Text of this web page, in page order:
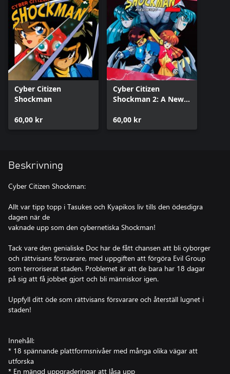
Cyber Citizen
Shockman
60,00 kr
Cyber Citizen
Shockman 2: A New
60,00 kr
Beskrivning
Cyber Citizen Shockman:
Allt var tipp topp i Tasukes och Kyapikos liv tills den ödesdigra
dagen när de
vaknade upp som den cybernetiska Shockman!
Tack vare den genialiske Doc har de fått chansen att bli cyborger
och rättvisans försvarare, med uppgiften att förgöra Evil Group
som terroriserat staden. Problemet är att de bara har 18 dagar
på sig att få jobbet gjort och bli människor igen.
Uppfyll ditt öde som rättvisans försvarare och återställ lugnet i
staden!
Innehåll:
* 18 spännande plattformsnivåer med många olika vägar att
utforska
* En mängd uppgraderingar att låsa upp